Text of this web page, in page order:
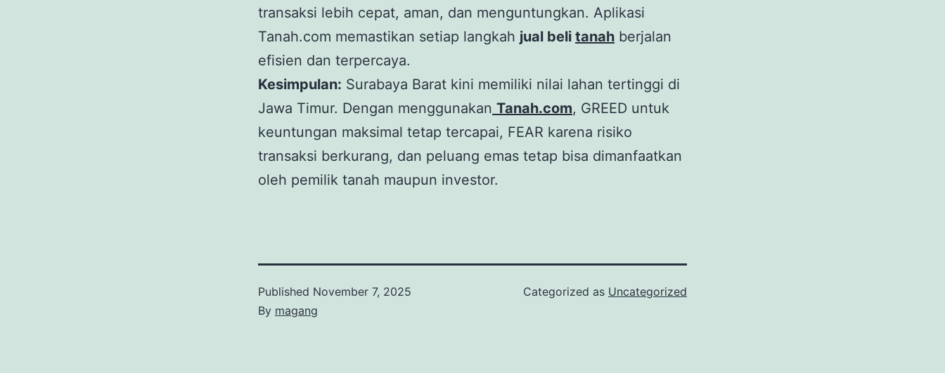
transaksi lebih cepat, aman, dan menguntungkan. Aplikasi
Tanah.com memastikan setiap langkah jual beli tanah berjalan
efisien dan terpercaya.
Kesimpulan: Surabaya Barat kini memiliki nilai lahan tertinggi di
Jawa Timur. Dengan menggunakan Tanah.com, GREED untuk
keuntungan maksimal tetap tercapai, FEAR karena risiko
transaksi berkurang, dan peluang emas tetap bisa dimanfaatkan
oleh pemilik tanah maupun investor.
Published November 7, 2025
By magang
Categorized as Uncategorized